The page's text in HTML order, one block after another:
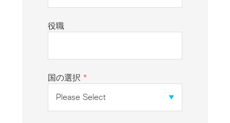
役職
国の選択 *